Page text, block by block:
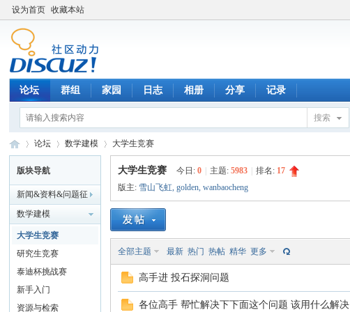
设为首页 收藏本站
论坛 群组 家园 日志 相册 分享 记录
搜索
数 »
论坛
›
数学建模
›
大学生竞赛
版块导航
新闻&资料&问题征
解&企校合作
数学建模
大学生竞赛
研究生竞赛
泰迪杯挑战赛
新手入门
资源与检索
大学生竞赛 今日:0 主题:5983 排名: 17
版主: 雪山飞虹,golden,wanbaocheng
全部主题 最新 热门 热帖 精华 更多
高手进 投石探洞问题
各位高手 帮忙解决下下面这个问题 该用什么解决